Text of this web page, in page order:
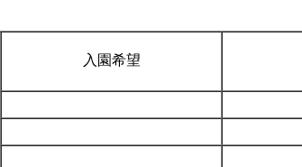
入園希望